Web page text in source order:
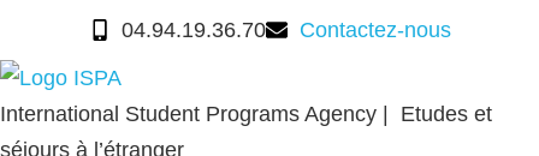
04.94.19.36.70 Contactez-nous
International Student Programs Agency | Etudes et
séjours à l’étranger